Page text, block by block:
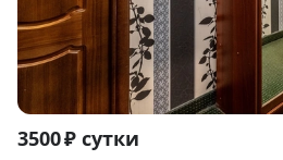
Item
1
3500 ₽ сутки